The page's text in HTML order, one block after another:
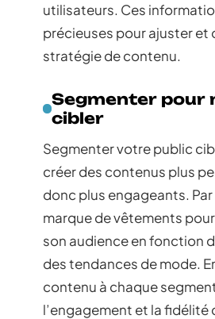
utilisateurs. Ces
précieuses pour ajuster
stratégie de contenu.
Segmenter pour
cibler
Segmenter votre public
créer des contenus plus
donc plus engageants.
marque de vêtements
son audience en fonction
des tendances de mode.
contenu à chaque
l’engagement et la fidélité